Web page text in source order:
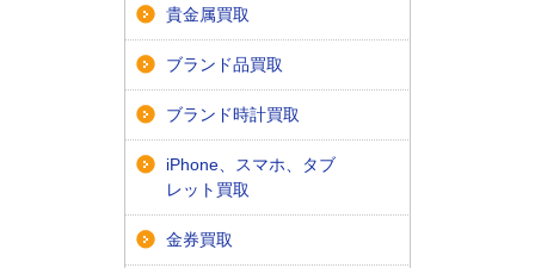
貴金属買取
ブランド品買取
ブランド時計買取
iPhone、スマホ、タブ
レット買取
金券買取